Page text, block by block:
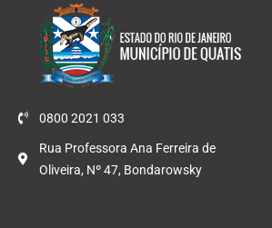
0800 2021 033
Rua Professora Ana Ferreira de
Oliveira, Nº 47, Bondarowsky